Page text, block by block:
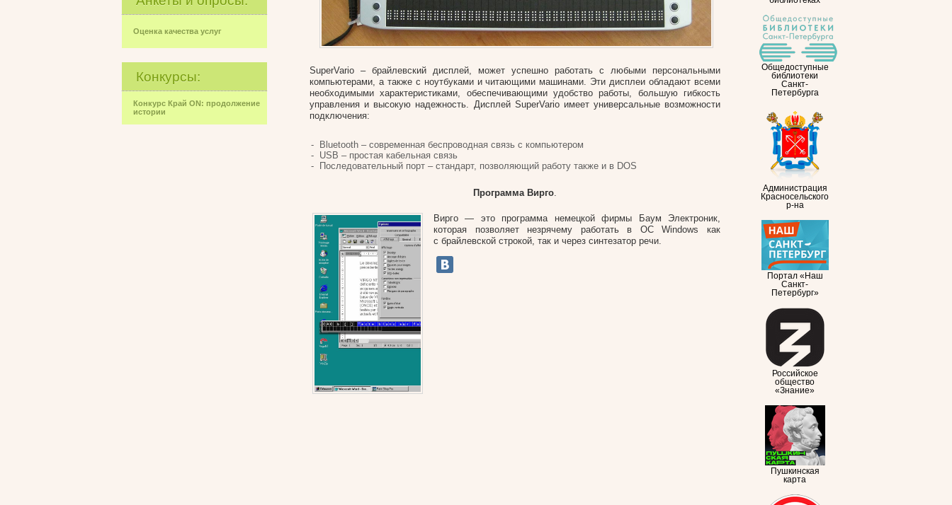
Оценка качества услуг
Конкурсы:
Конкурс Край ON: продолжение
истории
Общедоступные
библиотеки
Санкт-
Петербурга
Администрация
Красносельского
р-на
Портал «Наш
Санкт-
Петербург»
Российское
общество
«Знание»
Пушкинская
карта
SuperVario – брайлевский дисплей, может успешно работать с любыми персональными
компьютерами, а также с ноутбуками и читающими машинами. Эти дисплеи обладают всеми
необходимыми характеристиками, обеспечивающими удобство работы, большую гибкость
управления и высокую надежность. Дисплей SuperVario имеет универсальные возможности
подключения:
Bluetooth – современная беспроводная связь с компьютером
USB – простая кабельная связь
Последовательный порт – стандарт, позволяющий работу также и в DOS
Программа Вирго.
Вирго — это программа немецкой фирмы Баум Электроник,
которая позволяет незрячему работать в ОС Windows как
с брайлевской строкой, так и через синтезатор речи.